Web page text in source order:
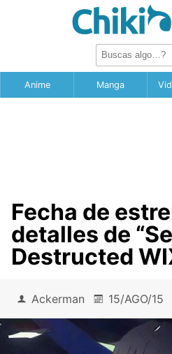
Anime Manga
Fecha de
detalles de
Destructed
Ackerman 15/AGO/15